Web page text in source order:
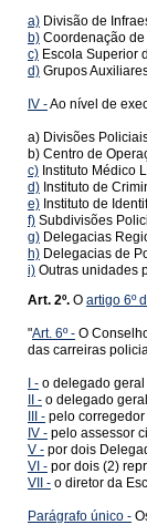
a) Divisão de
b) Coordenação
c) Escola Superior
d) Grupos
IV -Ao nível de
a) Divisões
b) Centro de
c) Instituto Médico
d) Instituto de
e) Instituto de
f) Subdivisões
g) Delegacias
h) Delegacias de
i) Outras unidades
Art. 2º. O artigo 6º
"Art. 6º - O
das carreiras
I - o delegado
II - o delegado
III - pelo
IV - pelo assessor
V - por dois
VI - por dois (2)
VII - o diretor da
Parágrafo único -